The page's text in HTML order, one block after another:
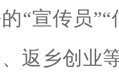
“宣传员
返乡创业